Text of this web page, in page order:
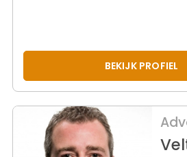
BEKIJK PROFIEL